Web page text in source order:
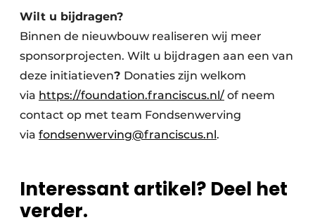
Wilt u bijdragen?
Binnen de nieuwbouw realiseren wij meer
sponsorprojecten. Wilt u bijdragen aan een van
deze initiatieven? Donaties zijn welkom
via https://foundation.franciscus.nl/ of neem
contact op met team Fondsenwerving
via fondsenwerving@franciscus.nl.
Interessant artikel? Deel het
verder.